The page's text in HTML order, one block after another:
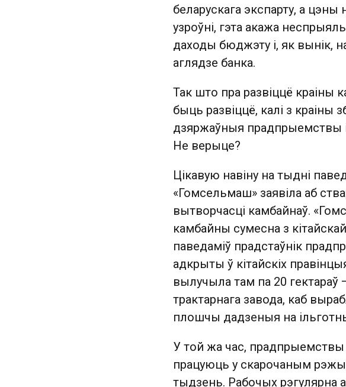
беларускага экспарту, а цэны
узроўні, гэта акажа
даходы бюджэту і, як вынік,
аглядзе банка.
Так што пра развіццё краіны
быць развіццё, калі з краіны
дзяржаўныя прадпрыемствы
Не верыце?
Цікавую навіну на тыдні
«Гомсельмаш» заявіла аб
вытворчасці камбайнаў.
камбайны сумесна з
паведаміў прадстаўнік
адкрыты ў кітайскіх
вылучыла там па 20 гектараў
трактарнага завода, каб
плошчы дадзеныя на
У той жа час, прадпрыемствы
працуюць у скарочаным
тыдзень. Рабочых